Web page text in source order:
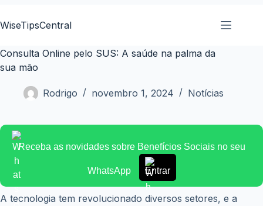
para
conteúdo
WiseTipsCentral
Consulta Online pelo SUS: A saúde na palma da
sua mão
Rodrigo novembro 1, 2024 Notícias
Receba as novidades sobre Benefícios Sociais no seu
WhatsApp Entrar
A tecnologia tem revolucionado diversos setores, e a